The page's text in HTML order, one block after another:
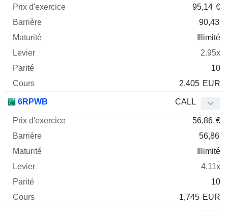
95,14 €
90,43
Illimité
2.95x
10
2,405 EUR
6RPWB CALL
56,86 €
56,86
Illimité
4.11x
10
1,745 EUR